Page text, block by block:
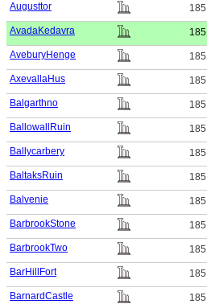
Augusttor
185
AvadaKedavra
185
AveburyHenge
185
AxevallaHus
185
Balgarthno
185
BallowallRuin
185
Ballycarbery
185
BaltaksRuin
185
Balvenie
185
BarbrookStone
185
BarbrookTwo
185
BarHillFort
185
BarnardCastle
185